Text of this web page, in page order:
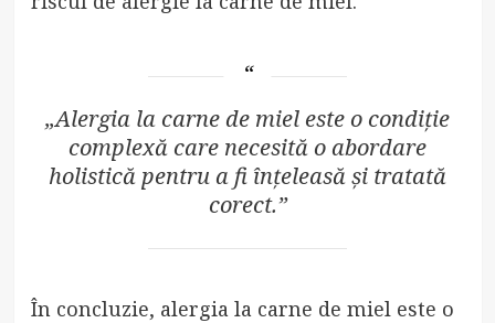
„Alergia la carne de miel este o condiție
complexă care necesită o abordare
holistică pentru a fi înțeleasă și tratată
corect.”
În concluzie, alergia la carne de miel este o